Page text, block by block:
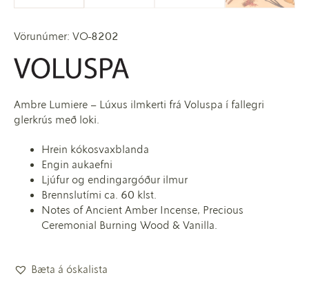
Vörunúmer: VO-8202
Ambre Lumiere – Lúxus ilmkerti frá Voluspa í fallegri
glerkrús með loki.
Hrein kókosvaxblanda
Engin aukaefni
Ljúfur og endingargóður ilmur
Brennslutími ca. 60 klst.
Notes of Ancient Amber Incense, Precious
Ceremonial Burning Wood & Vanilla.
Bæta á óskalista